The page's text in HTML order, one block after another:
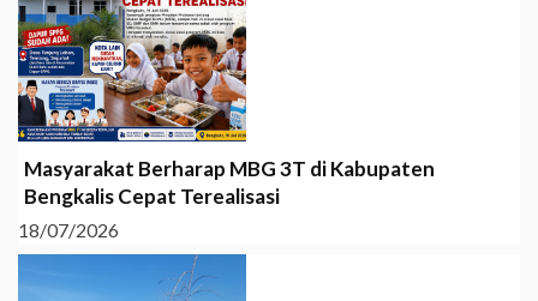
Masyarakat Berharap MBG 3T di Kabupaten
Bengkalis Cepat Terealisasi
18/07/2026